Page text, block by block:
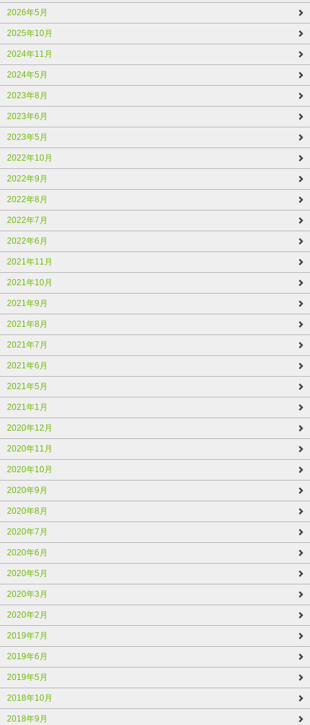
2026年5月
2025年10月
2024年11月
2024年5月
2023年8月
2023年6月
2023年5月
2022年10月
2022年9月
2022年8月
2022年7月
2022年6月
2021年11月
2021年10月
2021年9月
2021年8月
2021年7月
2021年6月
2021年5月
2021年1月
2020年12月
2020年11月
2020年10月
2020年9月
2020年8月
2020年7月
2020年6月
2020年5月
2020年3月
2020年2月
2019年7月
2019年6月
2019年5月
2018年10月
2018年9月